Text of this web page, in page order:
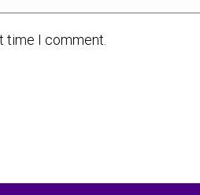
time I comment.